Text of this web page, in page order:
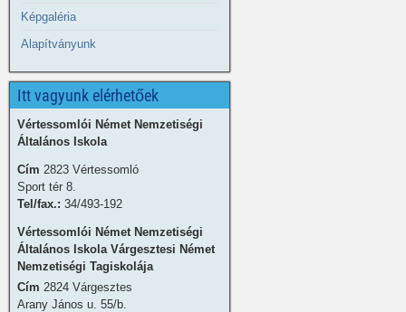
Képgaléria
Alapítványunk
Itt vagyunk elérhetőek
Vértessomlói Német Nemzetiségi
Általános Iskola
Cím 2823 Vértessomló
Sport tér 8.
Tel/fax.: 34/493-192
Vértessomlói Német Nemzetiségi
Általános Iskola Várgesztesi Német
Nemzetiségi Tagiskolája
Cím 2824 Várgesztes
Arany János u. 55/b.